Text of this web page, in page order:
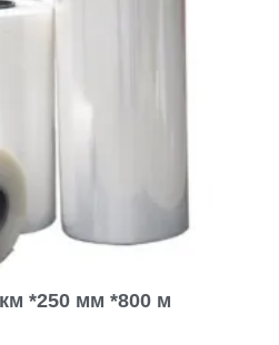
*250 мм *800 м